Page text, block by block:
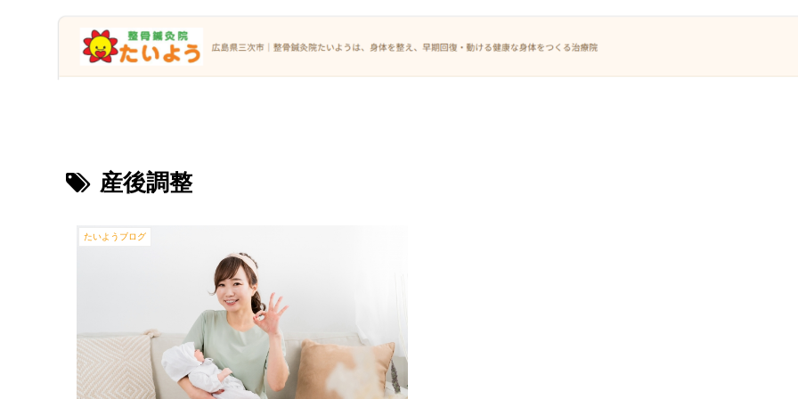
産後調整
たいようブログ